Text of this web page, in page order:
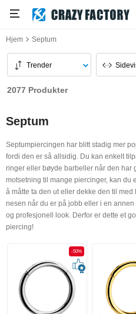
Hjem Septum
Trender
2077 Produkter
Septum
Septumpiercingen har blitt stadig mer
fordi den er så allsidig. Du kan enkelt
ringer eller bøyde barbeller når den har
motsetning til mange piercinger, kan du
å måtte ta den ut eller dekke den til
nesen når du er på jobb eller i en
og profesjonell look. Derfor er dette et
piercing!
-50%